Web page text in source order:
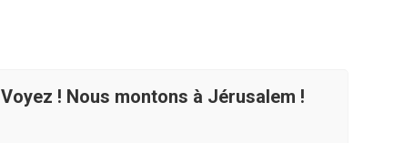
Voyez ! Nous montons à Jérusalem !